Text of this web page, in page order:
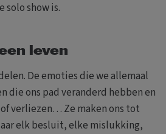
solo show is.
leven
De emoties die we allemaal
die ons pad veranderd hebben en
verliezen… Ze maken ons tot
elk besluit, elke mislukking,